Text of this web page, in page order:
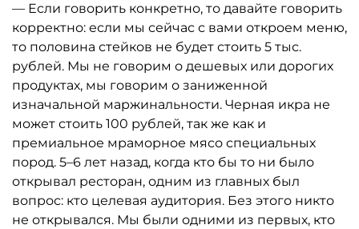
— Если говорить конкретно, то давайте говорить
корректно: если мы сейчас с вами откроем меню,
то половина стейков не будет стоить 5 тыс.
рублей. Мы не говорим о дешевых или дорогих
продуктах, мы говорим о заниженной
изначальной маржинальности. Черная икра не
может стоить 100 рублей, так же как и
премиальное мраморное мясо специальных
пород. 5–6 лет назад, когда кто бы то ни было
открывал ресторан, одним из главных был
вопрос: кто целевая аудитория. Без этого никто
не открывался. Мы были одними из первых, кто